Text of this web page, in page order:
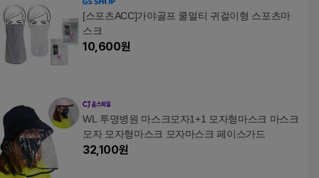
[스포츠ACC]가야골프 쿨멀티 귀걸이형 스포츠마
스크
10,600원
WL 투명병원 마스크모자1+1 모자형마스크 마스크
모자 모자형마스크 모자마스크 페이스가드
32,100원